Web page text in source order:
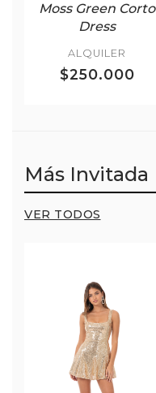
Moss Green Corto
Dress
ALQUILER
$250.000
Más Invitada
VER TODOS